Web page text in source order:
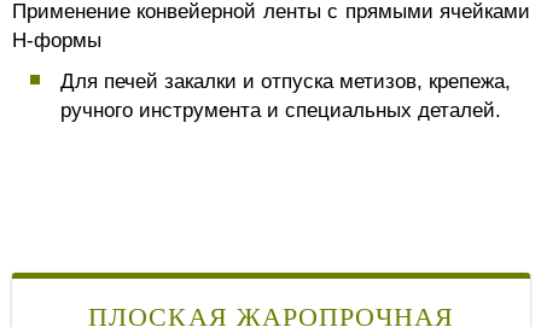
Применение конвейерной ленты с прямыми ячейками
Н-формы
Для печей закалки и отпуска метизов, крепежа,
ручного инструмента и специальных деталей.
ПЛОСКАЯ ЖАРОПРОЧНАЯ